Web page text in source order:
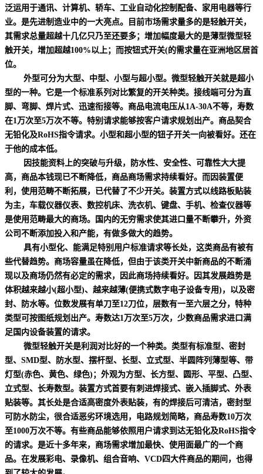
泛运用于通讯、计算机、轿车、工业自动化控制配备、家用电器等行
业。是先进制造业中的一大亮点。目前市场需求量多的是轻触开关，
其需求总量超越十几亿只乃至还要多；增加幅度最大的是薄型微型轻
触开关，增加超越100%以上；而按钮式开关(的需求量在亚洲地区居首
位。
外型可分为大型、中型、小型与超小型。微型轻触开关就是超小
型的一种。它是一个标准系列对比繁复的开关种类。接线端可分为直
脚、弯脚、焊片式、迅速衔接等。商品电流电压从1A-30A不等，寿数
在1万次至5万次不等。特别请求能够按客户请求规划出产。商品契合
无铅化及RoHS指令请求。小型和超小型的钮子开关一向被看好。还在
于他的成本低。
因技能资料上的突破与升级，防水性、安全性、可靠性大大提
高，商品本钱现已不断降低，商品商场需求持续看好。而因装置便
利，使用范畴不断拓展，已代替了不少开关。装置方式以线路板贴装
为主，车载仪器仪表、数控机床、洗衣机、键盘、手机、检查仪器等
是使用范畴最大的商场。国内的无穷需求使其进口量不断攀升，外资
公司不断添加投入和产能，有做多做大的趋势。
具有小型化、能满足特别用户标准请求等长处，这类商品有被有
些代替趋势。商场容量虽在降低，但由于该类开关中新商品的不断涌
现以及商场仍然有必定的需求，因此商场持续看好。因其发展趋势是
体积越来越小(超小型)、越来越薄(便携式数字电子设备专用)，以及密
封、防水等。位数发展有单刀至12刀位，层数有一至六层之分，特种
类型可按图纸规划出产。寿数达1万次至5万次，少数商品需求进口满
足国内设备装置的请求。
微型轻触开关是利润对比好的一个种类。类型有标准型、密封
型、SMD型、防水型、摆杆型、长型、立式型、半圆阵列薄型等、带
灯型(赤色、黄色、绿色)；外观为方型、长方型、圆形、平型、凸型、
立式型、长寿数型。装置方式首要有刺进焊接式、嵌入插脚式、外表
贴装等。其长处是合适高密度外表贴装，有的焊接后可清洁，密封型
可防水防尘，很合适恶劣环境选用，电路规划简略，商品寿数10万次
至1000万次不等。有些商品能够依照用户请求到达无铅化及RoHS指令
的请求。是近十多年来，商场需求增加最快、使用面最广的一个商
品。在发展彩电、录像机、组合音响、VCD四大件商品的期间，也得